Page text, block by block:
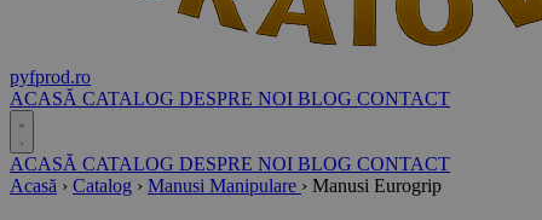
pyfprod.ro
ACASĂ CATALOG DESPRE NOI BLOG CONTACT
ACASĂ CATALOG DESPRE NOI BLOG CONTACT
Acasă › Catalog › Manusi Manipulare › Manusi Eurogrip